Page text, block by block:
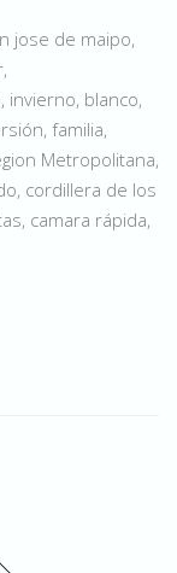
jose de maipo,
invierno, blanco,
familia,
Metropolitana,
cordillera de los
camara rápida,